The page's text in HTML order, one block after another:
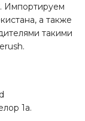
Импортируем
а также
такими
1а.